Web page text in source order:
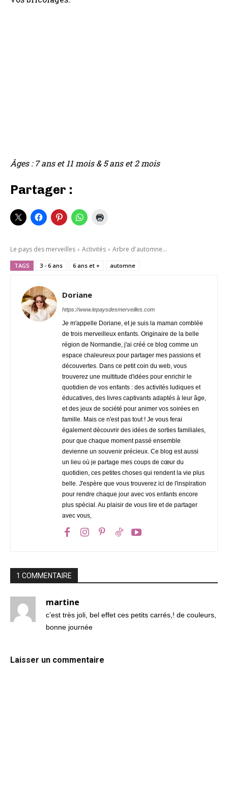
Âges : 7 ans et 11 mois & 5 ans et 2 mois
Partager :
Le pays des merveilles Activités Arbre d'automne...
TAGS 3 - 6 ans 6 ans et + automne
Doriane
https://www.lepaysdesmerveilles.com
Je m'appelle Doriane, et je suis la maman comblée
de trois merveilleux enfants. Originaire de la belle
région de Normandie, j'ai créé ce blog comme un
espace chaleureux pour partager mes passions et
découvertes. Dans ce petit coin du web, vous
trouverez une multitude d'idées pour enrichir le
quotidien de vos enfants : des activités ludiques et
éducatives, des livres captivants adaptés à leur âge,
et des jeux de société pour animer vos soirées en
famille. Mais ce n'est pas tout ! Je vous ferai
également découvrir des idées de sorties familiales,
pour que chaque moment passé ensemble
devienne un souvenir précieux. Ce blog est aussi
un lieu où je partage mes coups de cœur du
quotidien, ces petites choses qui rendent la vie plus
belle. J'espère que vous trouverez ici de l'inspiration
pour rendre chaque jour avec vos enfants encore
plus spécial. Au plaisir de vous lire et de partager
avec vous,
1 COMMENTAIRE
martine
c’est très joli, bel effet ces petits carrés,! de couleurs,
bonne journée
Laisser un commentaire